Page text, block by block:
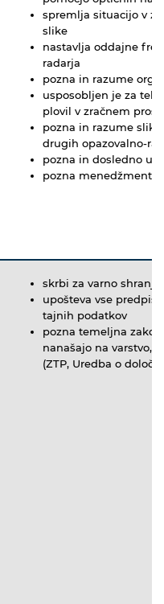
spremlja situacijo v
slike
nastavlja oddajne
radarja
pozna in razume
usposobljen je za
plovil v zračnem
pozna in razume
drugih opazovalno-
pozna in dosledno
pozna menedžment
skrbi za varno
upošteva vse
tajnih podatkov
pozna temeljna
nanašajo na varstvo,
(ZTP, Uredba o